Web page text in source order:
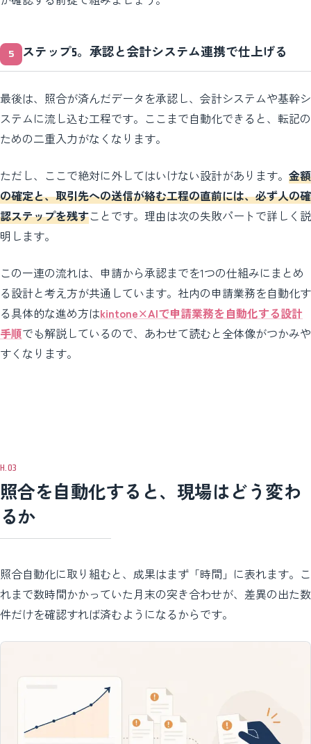
ステップ5。承認と会計システム連携で仕上げる
最後は、照合が済んだデータを承認し、会計システムや基幹シ
ステムに流し込む工程です。ここまで自動化できると、転記の
ための二重入力がなくなります。
ただし、ここで絶対に外してはいけない設計があります。 金額
の確定と、取引先への送信が絡む工程の直前には、必ず人の確
認ステップを残すことです。理由は次の失敗パートで詳しく説
明します。
この一連の流れは、申請から承認までを1つの仕組みにまとめ
る設計と考え方が共通しています。社内の申請業務を自動化す
る具体的な進め方はkintone×AIで申請業務を自動化する設計
手順でも解説しているので、あわせて読むと全体像がつかみや
すくなります。
照合を自動化すると、現場はどう変わ
るか
照合自動化に取り組むと、成果はまず「時間」に表れます。こ
れまで数時間かかっていた月末の突き合わせが、差異の出た数
件だけを確認すれば済むようになるからです。